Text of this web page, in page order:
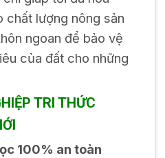
chất lượng nông sản
ngoan để bảo vệ
của đất cho những
TRI THỨC
100% an toàn